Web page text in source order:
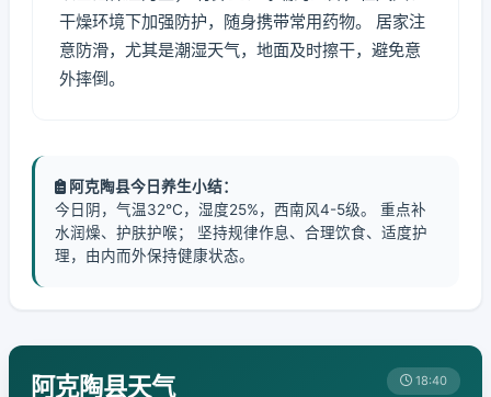
干燥环境下加强防护，随身携带常用药物。 居家注
意防滑，尤其是潮湿天气，地面及时擦干，避免意
外摔倒。
阿克陶县今日养生小结：
今日阴，气温32℃，湿度25%，西南风4-5级。 重点补
水润燥、护肤护喉； 坚持规律作息、合理饮食、适度护
理，由内而外保持健康状态。
阿克陶县天气 18:40